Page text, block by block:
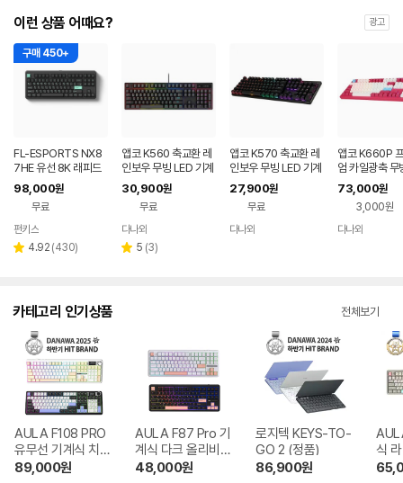
이런 상품 어때요? 광고
구매 450+
FL-ESPORTS NX8
7HE 유선 8K 래피드
트리거 자석축 키보드
민트 블랙, 저소음스톰
98,000원
무료
페이
펀키스
별 4.92 리
(430)
앱코 K560 축교환 레
인보우 무빙 LED 기계
식 블랙 (적축)
30,900원
무료
페이
다나와
별 5 리
(3)
앱코 K570 축교환 레
인보우 무빙 LED 기계
식 키보드 (갈축)
27,900원
무료
다나와
앱코 K660P
엄 카일광축 무
게이밍 기계식
(마젠타, 클릭)
73,000원
3,000원
다나와
카테고리 인기상품 전체보기
AULA F108 PRO
유무선 기계식 치즈
화이트 한글
89,000원
AULA F87 Pro 기
계식 다크 올리비아
한글
48,000원
로지텍 KEYS-TO-
GO 2 (정품)
86,900원
식